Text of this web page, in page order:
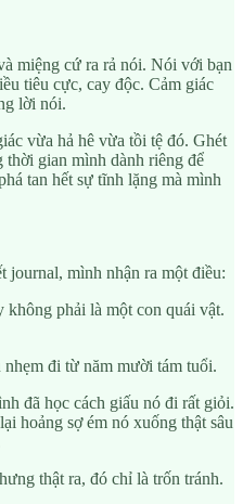
miệng cứ ra rả nói. Nói với bạn
tiêu cực, cay độc. Cảm giác
lời nói.
vừa hả hê vừa tồi tệ đó. Ghét
thời gian mình dành riêng để
tan hết sự tĩnh lặng mà mình
journal, mình nhận ra một điều:
không phải là một con quái vật.
đi từ năm mười tám tuổi.
đã học cách giấu nó đi rất giỏi.
hoảng sợ ém nó xuống thật sâu
thật ra, đó chỉ là trốn tránh.